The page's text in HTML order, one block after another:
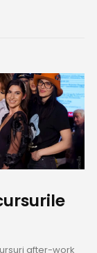
after-work